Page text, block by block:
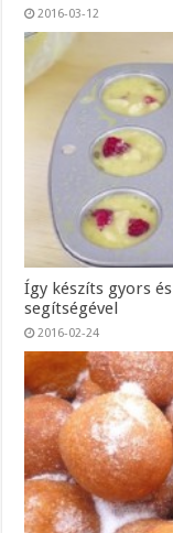
2016-03-12
Így készíts gyors
segítségével
2016-02-24